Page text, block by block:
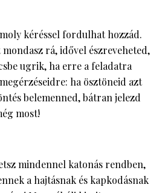
kéréssel fordulhat hozzád.
rá, idővel észreveheted,
ugrik, ha erre a feladatra
ha ösztöneid azt
belemenned, bátran jelezd
most!
mindennel katonás rendben,
a hajtásnak és kapkodásnak